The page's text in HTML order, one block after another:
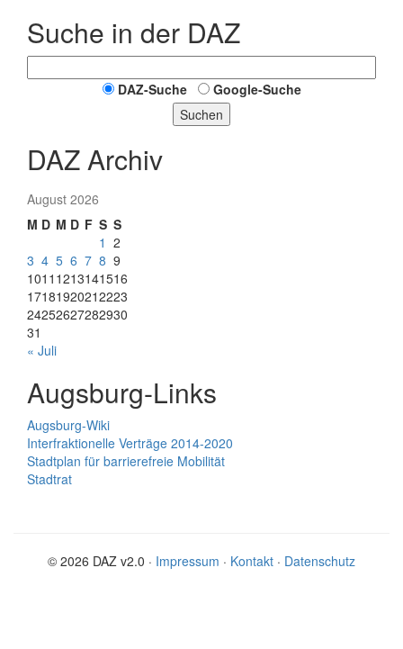
Suche in der DAZ
DAZ-Suche
Google-Suche
Suchen
DAZ Archiv
August 2026
M D M D F S S
1 2
3 4 5 6 7 8 9
1011 1213141516
17181920212223
24252627282930
31
« Juli
Augsburg-Links
Augsburg-Wiki
Interfraktionelle Verträge 2014-2020
Stadtplan für barrierefreie Mobilität
Stadtrat
© 2026 DAZ v2.0 · Impressum · Kontakt · Datenschutz